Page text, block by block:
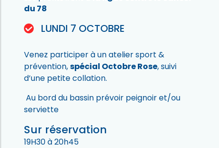
du 78
LUNDI 7 OCTOBRE
Venez participer à un atelier sport &
prévention,spécial Octobre Rose, suivi
d’une petite collation.
Au bord du bassin prévoir peignoir et/ou
serviette
Sur réservation
19H30 à 20h45